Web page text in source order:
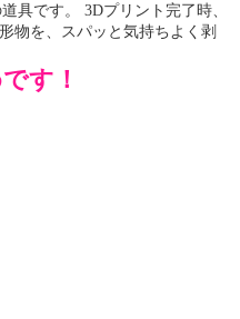
具です。 3Dプリント完了時、
物を、スパッと気持ちよく剥
す！